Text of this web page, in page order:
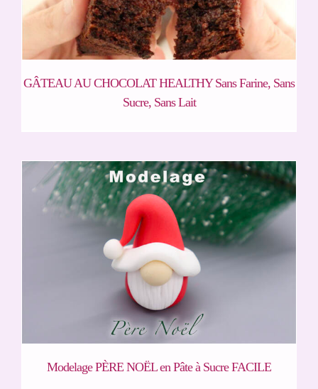
GÂTEAU AU CHOCOLAT HEALTHY Sans Farine, Sans
Sucre, Sans Lait
Modelage PÈRE NOËL en Pâte à Sucre FACILE